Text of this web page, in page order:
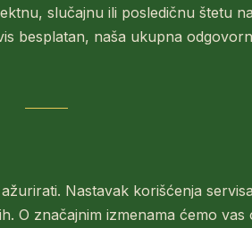
slučajnu ili posledičnu štetu
besplatan, naša ukupna
Nastavak korišćenja
O značajnim izmenama ćemo vas